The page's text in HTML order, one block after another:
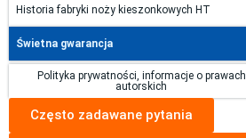
Historia fabryki noży kieszonkowych HT
Świetna gwarancja
Polityka prywatności, informacje o prawach
autorskich
Często zadawane pytania